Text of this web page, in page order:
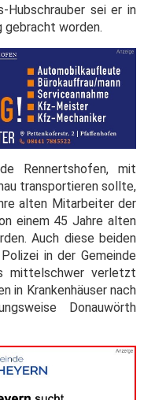
Hubschrauber sei er in
gebracht worden.
Rennertshofen, mit
transportieren sollte,
alten Mitarbeiter der
einem 45 Jahre alten
Auch diese beiden
in der Gemeinde
mittelschwer verletzt
in Krankenhäuser nach
Donauwörth